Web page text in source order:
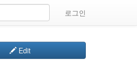
로그인
Edit